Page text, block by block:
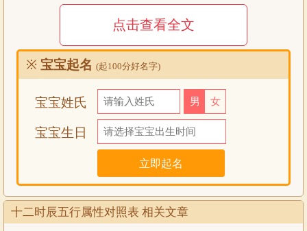
3. 寅时（凌晨3点至5点）——木
寅时属于木的五行属性，代表生机勃勃、向上攀升。寅时代
表着新的开始，此时适宜起床锻炼身体，开展精力充沛的活
4. 卯时（早上5点至7点）——木
卯时同样属于木的五行属性，具有与寅时相似的意义。卯时
代表生机蓬勃、阳光初升，适宜进行清晨散步或进行早晨的
锻炼活动。
点击查看全文
※ 宝宝起名 (起100分好名字)
宝宝姓氏 男 女
宝宝生日
十二时辰五行属性对照表 相关文章